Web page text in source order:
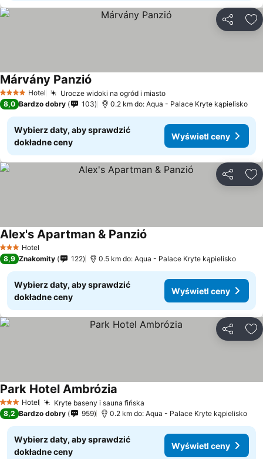
4 KategoriaHotel Urocze widoki na ogród i miasto
Márvány Panzió
8,0 Bardzo dobry 103 0.2 km do: Aqua - Palace Kryte kąpielisko
Wybierz daty, aby sprawdzić
dokładne ceny
Wyświetl ceny
3 Kategoria
Hotel
Alex's Apartman & Panzió
8,9 Znakomity 122 0.5 km do: Aqua - Palace Kryte kąpielisko
Wybierz daty, aby sprawdzić
dokładne ceny
Wyświetl ceny
3 Kategoria
Hotel Kryte baseny i sauna fińska
Park Hotel Ambrózia
8,2 Bardzo dobry 959 0.2 km do: Aqua - Palace Kryte kąpielisko
Wybierz daty, aby sprawdzić
dokładne ceny
Wyświetl ceny